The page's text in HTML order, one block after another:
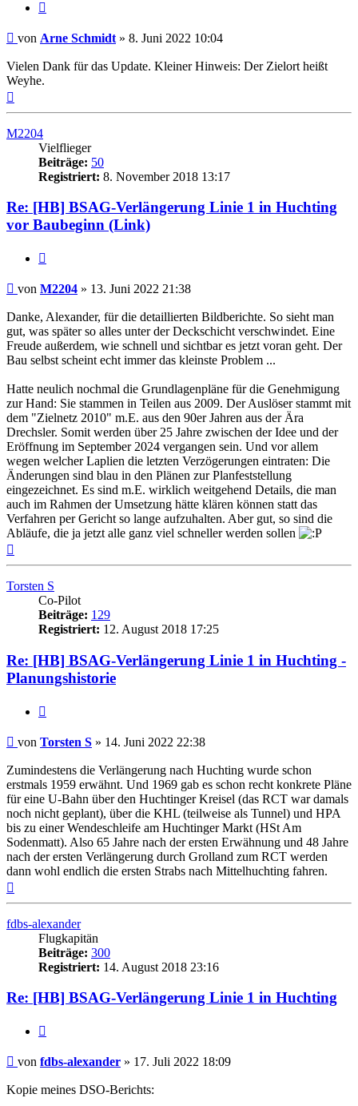
Ungelesener
von Arne Schmidt » 8. Juni 2022 10:04
Vielen Dank für das Update. Kleiner Hinweis: Der Zielort heißt
Weyhe.
M2204
Vielflieger
Beiträge: 50
Registriert: 8. November 2018 13:17
Re: [HB] BSAG-Verlängerung Linie 1 in Huchting
vor Baubeginn (Link)
Ungelesener
von M2204 » 13. Juni 2022 21:38
Danke, Alexander, für die detaillierten Bildberichte. So sieht man
gut, was später so alles unter der Deckschicht verschwindet. Eine
Freude außerdem, wie schnell und sichtbar es jetzt voran geht. Der
Bau selbst scheint echt immer das kleinste Problem ...
Hatte neulich nochmal die Grundlagenpläne für die Genehmigung
zur Hand: Sie stammen in Teilen aus 2009. Der Auslöser stammt mit
dem "Zielnetz 2010" m.E. aus den 90er Jahren aus der Ära
Drechsler. Somit werden über 25 Jahre zwischen der Idee und der
Eröffnung im September 2024 vergangen sein. Und vor allem
wegen welcher Laplien die letzten Verzögerungen eintraten: Die
Änderungen sind blau in den Plänen zur Planfeststellung
eingezeichnet. Es sind m.E. wirklich weitgehend Details, die man
auch im Rahmen der Umsetzung hätte klären können statt das
Verfahren per Gericht so lange aufzuhalten. Aber gut, so sind die
Abläufe, die ja jetzt alle ganz viel schneller werden sollen
Torsten S
Co-Pilot
Beiträge: 129
Registriert: 12. August 2018 17:25
Re: [HB] BSAG-Verlängerung Linie 1 in Huchting -
Planungshistorie
Ungelesener
von Torsten S » 14. Juni 2022 22:38
Zumindestens die Verlängerung nach Huchting wurde schon
erstmals 1959 erwähnt. Und 1969 gab es schon recht konkrete Pläne
für eine U-Bahn über den Huchtinger Kreisel (das RCT war damals
noch nicht geplant), über die KHL (teilweise als Tunnel) und HPA
bis zu einer Wendeschleife am Huchtinger Markt (HSt Am
Sodenmatt). Also 65 Jahre nach der ersten Erwähnung und 48 Jahre
nach der ersten Verlängerung durch Grolland zum RCT werden
dann wohl endlich die ersten Strabs nach Mittelhuchting fahren.
fdbs-alexander
Flugkapitän
Beiträge: 300
Registriert: 14. August 2018 23:16
Re: [HB] BSAG-Verlängerung Linie 1 in Huchting
Ungelesener
von fdbs-alexander » 17. Juli 2022 18:09
Kopie meines DSO-Berichts: